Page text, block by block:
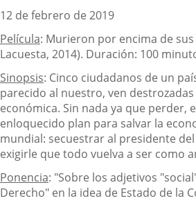
12 de febrero de 2019
Película: Murieron por encima de
Lacuesta, 2014). Duración: 100
Sinopsis: Cinco ciudadanos de un
parecido al nuestro, ven
económica. Sin nada ya que perder,
enloquecido plan para salvar la
mundial: secuestrar al presidente
exigirle que todo vuelva a ser como
Ponencia: "Sobre los adjetivos
Derecho" en la idea de Estado de la